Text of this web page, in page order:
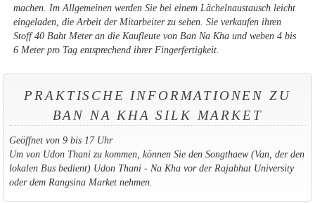
machen. Im Allgemeinen werden Sie bei einem Lächelnaustausch leicht
eingeladen, die Arbeit der Mitarbeiter zu sehen. Sie verkaufen ihren
Stoff 40 Baht Meter an die Kaufleute von Ban Na Kha und weben 4 bis
6 Meter pro Tag entsprechend ihrer Fingerfertigkeit.
PRAKTISCHE INFORMATIONEN ZU
BAN NA KHA SILK MARKET
Geöffnet von 9 bis 17 Uhr
Um von Udon Thani zu kommen, können Sie den Songthaew (Van, der den
lokalen Bus bedient) Udon Thani - Na Kha vor der Rajabhat University
oder dem Rangsina Market nehmen.